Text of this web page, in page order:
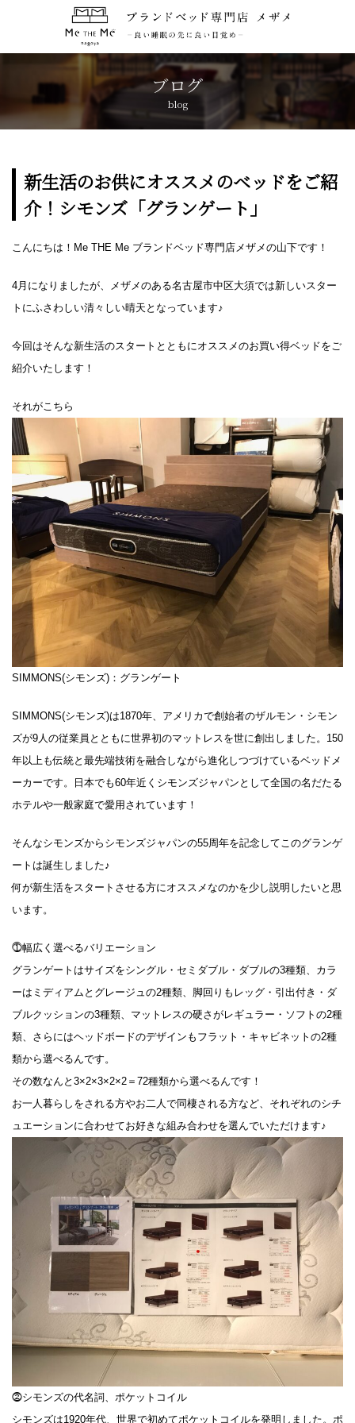
ブログ
blog
新生活のお供にオススメのベッドをご紹
介！シモンズ「グランゲート」
こんにちは！Me THE Me ブランドベッド専門店メザメの山下です！
4月になりましたが、メザメのある名古屋市中区大須では新しいスター
トにふさわしい清々しい晴天となっています♪
今回はそんな新生活のスタートとともにオススメのお買い得ベッドをご
紹介いたします！
それがこちら
SIMMONS(シモンズ)：グランゲート
SIMMONS(シモンズ)は1870年、アメリカで創始者のザルモン・シモン
ズが9人の従業員とともに世界初のマットレスを世に創出しました。150
年以上も伝統と最先端技術を融合しながら進化しつづけているベッドメ
ーカーです。日本でも60年近くシモンズジャパンとして全国の名だたる
ホテルや一般家庭で愛用されています！
そんなシモンズからシモンズジャパンの55周年を記念してこのグランゲ
ートは誕生しました♪
何が新生活をスタートさせる方にオススメなのかを少し説明したいと思
います。
⓵幅広く選べるバリエーション
グランゲートはサイズをシングル・セミダブル・ダブルの3種類、カラ
ーはミディアムとグレージュの2種類、脚回りもレッグ・引出付き・ダ
ブルクッションの3種類、マットレスの硬さがレギュラー・ソフトの2種
類、さらにはヘッドボードのデザインもフラット・キャビネットの2種
類から選べるんです。
その数なんと3×2×3×2×2＝72種類から選べるんです！
お一人暮らしをされる方やお二人で同棲される方など、それぞれのシチ
ュエーションに合わせてお好きな組み合わせを選んでいただけます♪
⓶シモンズの代名詞、ポケットコイル
シモンズは1920年代、世界で初めてポケットコイルを発明しました。ポ
トップページ TOP
CONCEPT
アクセス
ブログ
おしらせ NEWS